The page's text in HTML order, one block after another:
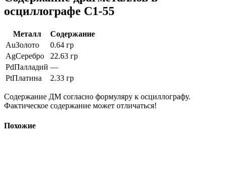
осциллографе С1-55
Металл
Содержание
AuЗолото
0.64 гр
AgСеребро
22.63 гр
PdПалладий —
PtПлатина 2.33 гр
Содержание ДМ согласно формуляру к осциллографу.
Фактическое содержание может отличаться!
Похожие